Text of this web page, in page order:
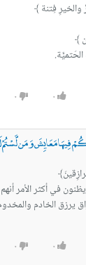
٠ ٠
مَعَايِشَ وَمَن لَّسْتُمْ لَهُ
يرزق الخادم
٠ ٠